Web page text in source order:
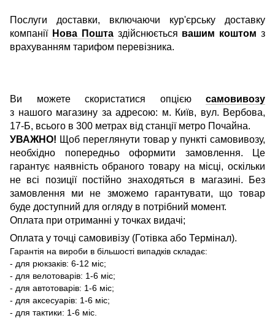
Послуги доставки, включаючи кур'єрську доставку
компанії Нова Поштаздійснюється вашим коштом з
врахуванням тарифом перевізника.
Ви можете скористатися опцією самовивозу
з нашого магазину за адресою: м. Київ, вул. Вербова,
17-Б, всього в 300 метрах від станції метро Почайна.
УВАЖНО! Щоб переглянути товар у пункті самовивозу,
необхідно попередньо оформити замовлення. Це
гарантує наявність обраного товару на місці, оскільки
не всі позиції постійно знаходяться в магазині. Без
замовлення ми не зможемо гарантувати, що товар
буде доступний для огляду в потрібний момент.
Оплата при отриманні у точках видачі;
Оплата у точці самовивізу (Готівка або Термінал).
Гарантія на вироби в більшості випадків складає:
- для рюкзаків: 6-12 міс;
- для велотоварів: 1-6 міс;
- для автотоварів: 1-6 міс;
- для аксесуарів: 1-6 міс;
- для тактики: 1-6 міс.